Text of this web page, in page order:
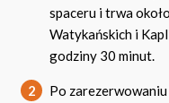
spaceru i trwa
Watykańskich i
godziny 30 minut.
2
Po